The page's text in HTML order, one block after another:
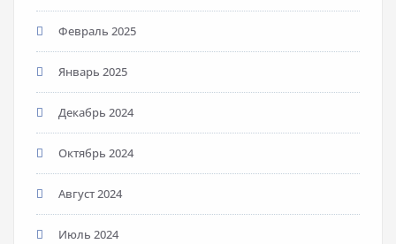
Февраль 2025
Январь 2025
Декабрь 2024
Октябрь 2024
Август 2024
Июль 2024